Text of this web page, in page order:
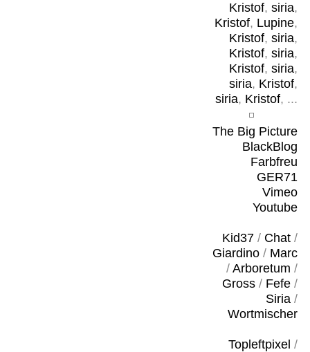
Kristof, siria,
Kristof, Lupine,
Kristof, siria,
Kristof, siria,
Kristof, siria,
siria, Kristof,
siria, Kristof, ...
The Big Picture
BlackBlog
Farbfreu
GER71
Vimeo
Youtube
Kid37/ Chat/
Giardino/ Marc
/ Arboretum /
Gross/ Fefe/
Siria/
Wortmischer
Topleftpixel /